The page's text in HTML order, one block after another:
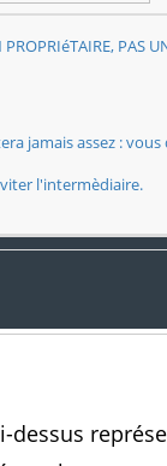
PROPRIéTAIRE, PAS
jamais assez : vous
l'intermèdiaire.
dessus